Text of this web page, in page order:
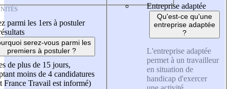
parmi les 1ers à postuler
serez-vous parmi les
premiers à postuler ?
de plus de 15 jours,
moins de 4 candidatures
France Travail est informé)
Entreprise adaptée
Qu'est-ce qu'une
entreprise adaptée
?
L'entreprise adaptée
permet à un travailleur
en situation de
handicap d'exercer